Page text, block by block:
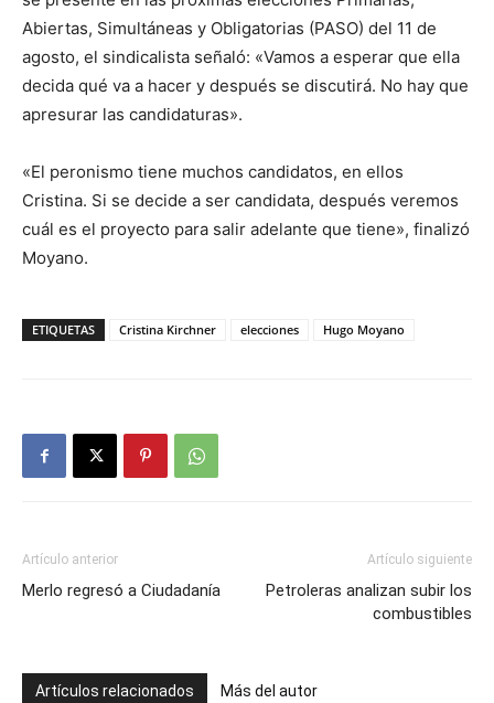
Abiertas, Simultáneas y Obligatorias (PASO) del 11 de
agosto, el sindicalista señaló: «Vamos a esperar que ella
decida qué va a hacer y después se discutirá. No hay que
apresurar las candidaturas».
«El peronismo tiene muchos candidatos, en ellos
Cristina. Si se decide a ser candidata, después veremos
cuál es el proyecto para salir adelante que tiene», finalizó
Moyano.
ETIQUETAS Cristina Kirchner elecciones Hugo Moyano
Artículo anterior
Merlo regresó a Ciudadanía
Artículo siguiente
Petroleras analizan subir los
combustibles
Artículos relacionados Más del autor